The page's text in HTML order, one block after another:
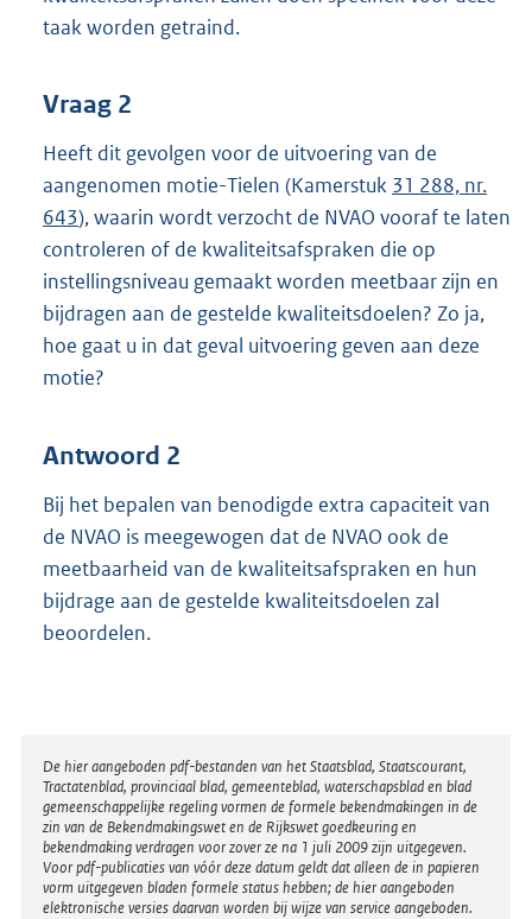
taak worden getraind.
Vraag 2
Heeft dit gevolgen voor de uitvoering van de
aangenomen motie-Tielen (Kamerstuk 31 288, nr.
643), waarin wordt verzocht de NVAO vooraf te laten
controleren of de kwaliteitsafspraken die op
instellingsniveau gemaakt worden meetbaar zijn en
bijdragen aan de gestelde kwaliteitsdoelen? Zo ja,
hoe gaat u in dat geval uitvoering geven aan deze
motie?
Antwoord 2
Bij het bepalen van benodigde extra capaciteit van
de NVAO is meegewogen dat de NVAO ook de
meetbaarheid van de kwaliteitsafspraken en hun
bijdrage aan de gestelde kwaliteitsdoelen zal
beoordelen.
Disclaimer
De hier aangeboden pdf-bestanden van het Staatsblad, Staatscourant,
Tractatenblad, provinciaal blad, gemeenteblad, waterschapsblad en blad
gemeenschappelijke regeling vormen de formele bekendmakingen in de
zin van de Bekendmakingswet en de Rijkswet goedkeuring en
bekendmaking verdragen voor zover ze na 1 juli 2009 zijn uitgegeven.
Voor pdf-publicaties van vóór deze datum geldt dat alleen de in papieren
vorm uitgegeven bladen formele status hebben; de hier aangeboden
elektronische versies daarvan worden bij wijze van service aangeboden.